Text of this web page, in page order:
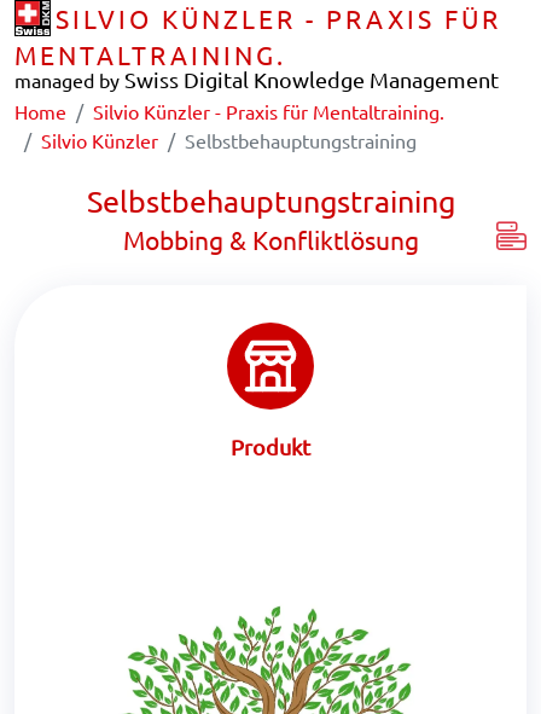
SILVIO KÜNZLER - PRAXIS FÜR
MENTALTRAINING.
managed by Swiss Digital Knowledge Management
Home
Silvio Künzler - Praxis für Mentaltraining.
Silvio Künzler
Selbstbehauptungstraining
Selbstbehauptungstraining
Mobbing & Konfliktlösung
Produkt